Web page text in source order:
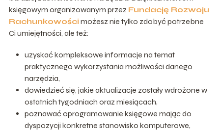
księgowym organizowanym przez Fundację Rozwoju
Rachunkowości możesz nie tylko zdobyć potrzebne
Ci umiejętności, ale też:
uzyskać kompleksowe informacje na temat
praktycznego wykorzystania możliwości danego
narzędzia,
dowiedzieć się, jakie aktualizacje zostały wdrożone w
ostatnich tygodniach oraz miesiącach,
poznawać oprogramowanie księgowe mając do
dyspozycji konkretne stanowisko komputerowe,